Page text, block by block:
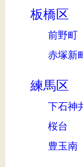
板橋区
前野町
赤塚新
練馬区
下石神
桜台
豊玉南